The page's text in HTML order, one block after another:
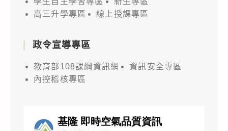
高三升學專區
線上授課專區
政令宣導專區
教育部108課綱資訊網
資訊安全專區
內控稽核專區